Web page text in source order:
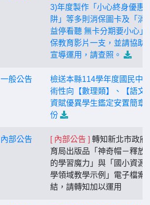
3)年度製作「小心終身優惠
阱」等多則消保圖卡及「消
益停看聽 無卡分期要小心」
保教育影片一支，並請協助
宣導運用，請查照。
一般公告
檢送本縣114學年度國民中
術性向【數理類】、【語文
資賦優異學生鑑定安置簡章
份
內部公告 [ 內部公告 ] 轉知新北市政府
育局出版品「神奇帽－釋放
的學習魔力」與「國小資源
學領域教學示例」電子檔案
結，請轉知加以運用